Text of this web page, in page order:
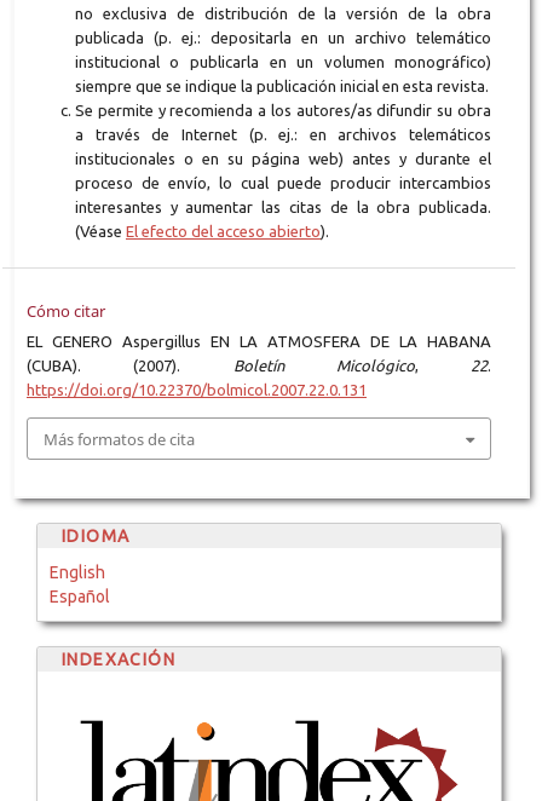
no exclusiva de distribución de la versión de la obra
publicada (p. ej.: depositarla en un archivo telemático
institucional o publicarla en un volumen monográfico)
siempre que se indique la publicación inicial en esta revista.
Se permite y recomienda a los autores/as difundir su obra
a través de Internet (p. ej.: en archivos telemáticos
institucionales o en su página web) antes y durante el
proceso de envío, lo cual puede producir intercambios
interesantes y aumentar las citas de la obra publicada.
(Véase El efecto del acceso abierto).
Cómo citar
EL GENERO Aspergillus EN LA ATMOSFERA DE LA HABANA
(CUBA). (2007).
Boletín Micológico, 22.
https://doi.org/10.22370/bolmicol.2007.22.0.131
Más formatos de cita
IDIOMA
English
Español
INDEXACIÓN